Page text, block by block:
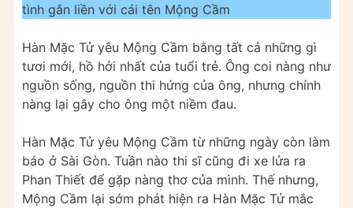
tình gắn liền với cái tên Mộng Cầm
Hàn Mặc Tử yêu Mộng Cầm bằng tất cả những gì
tươi mới, hồ hởi nhất của tuổi trẻ. Ông coi nàng như
nguồn sống, nguồn thi hứng của ông, nhưng chính
nàng lại gây cho ông một niềm đau.
Hàn Mặc Tử yêu Mộng Cầm từ những ngày còn làm
báo ở Sài Gòn. Tuần nào thi sĩ cũng đi xe lửa ra
Phan Thiết để gặp nàng thơ của mình. Thế nhưng,
Mộng Cầm lại sớm phát hiện ra Hàn Mặc Tử mắc